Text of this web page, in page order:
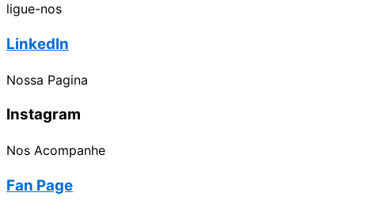
ligue-nos
LinkedIn
Nossa Pagina
Instagram
Nos Acompanhe
Fan Page